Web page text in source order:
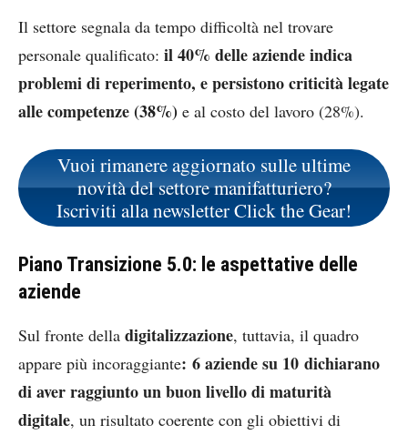
Il settore segnala da tempo difficoltà nel trovare
personale qualificato: il 40% delle aziende indica
problemi di reperimento, e persistono criticità legate
alle competenze (38%) e al costo del lavoro (28%).
Vuoi rimanere aggiornato sulle ultime
novità del settore manifatturiero?
Iscriviti alla newsletter Click the Gear!
Piano Transizione 5.0: le aspettative delle
aziende
Sul fronte della digitalizzazione, tuttavia, il quadro
appare più incoraggiante: 6 aziende su 10 dichiarano
di aver raggiunto un buon livello di maturità
digitale, un risultato coerente con gli obiettivi di